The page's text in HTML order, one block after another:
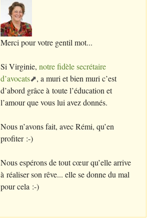
Merci pour votre gentil mot...
Si Virginie, notre fidèle secrétaire
d’avocats
, a muri et bien muri c’est
d’abord grâce à toute l’éducation et
l’amour que vous lui avez donnés.
Nous n’avons fait, avec Rémi, qu’en
profiter :-)
Nous espérons de tout cœur qu’elle arrive
à réaliser son rêve... elle se donne du mal
pour cela :-)